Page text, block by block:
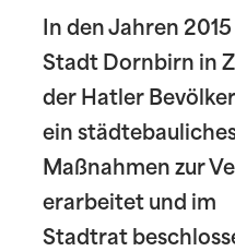
In den Jahren
Stadt Dornbirn in
der Hatler
ein
Maßnahmen zur
erarbeitet und im
Stadtrat